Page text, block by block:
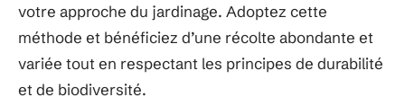
votre approche du jardinage. Adoptez cette
méthode et bénéficiez d’une récolte abondante et
variée tout en respectant les principes de durabilité
et de biodiversité.